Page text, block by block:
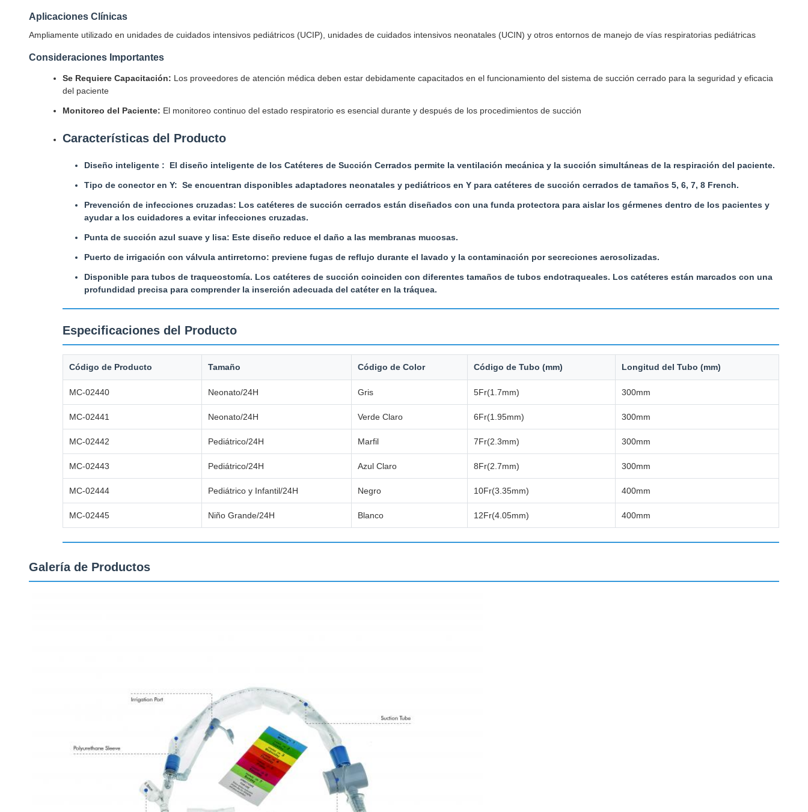
Aplicaciones Clínicas
Ampliamente utilizado en unidades de cuidados intensivos pediátricos (UCIP), unidades de cuidados intensivos neonatales (UCIN) y otros entornos de manejo de vías respiratorias pediátricas
Consideraciones Importantes
Se Requiere Capacitación: Los proveedores de atención médica deben estar debidamente capacitados en el funcionamiento del sistema de succión cerrado para la seguridad y eficacia
del paciente
Monitoreo del Paciente: El monitoreo continuo del estado respiratorio es esencial durante y después de los procedimientos de succión
Características del Producto
Diseño inteligente : El diseño inteligente de los Catéteres de Succión Cerrados permite la ventilación mecánica y la succión simultáneas de la respiración del paciente.
Tipo de conector en Y: Se encuentran disponibles adaptadores neonatales y pediátricos en Y para catéteres de succión cerrados de tamaños 5, 6, 7, 8 French.
Prevención de infecciones cruzadas: Los catéteres de succión cerrados están diseñados con una funda protectora para aislar los gérmenes dentro de los pacientes y
ayudar a los cuidadores a evitar infecciones cruzadas.
Punta de succión azul suave y lisa: Este diseño reduce el daño a las membranas mucosas.
Puerto de irrigación con válvula antirretorno: previene fugas de reflujo durante el lavado y la contaminación por secreciones aerosolizadas.
Disponible para tubos de traqueostomía. Los catéteres de succión coinciden con diferentes tamaños de tubos endotraqueales. Los catéteres están marcados con una
profundidad precisa para comprender la inserción adecuada del catéter en la tráquea.
Especificaciones del Producto
Código de Producto Tamaño Código de Color Código de Tubo (mm) Longitud del Tubo (mm)
MC-02440 Neonato/24H Gris 5Fr(1.7mm) 300mm
MC-02441 Neonato/24H Verde Claro 6Fr(1.95mm) 300mm
MC-02442 Pediátrico/24H Marfil 7Fr(2.3mm) 300mm
MC-02443 Pediátrico/24H Azul Claro 8Fr(2.7mm) 300mm
MC-02444 Pediátrico y Infantil/24H Negro 10Fr(3.35mm) 400mm
MC-02445 Niño Grande/24H Blanco 12Fr(4.05mm) 400mm
Galería de Productos